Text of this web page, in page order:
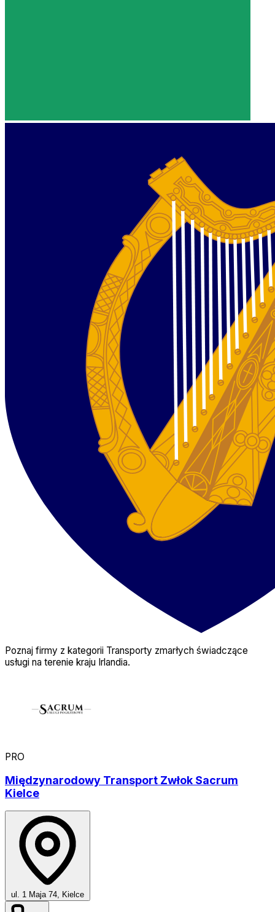
Poznaj firmy z kategorii Transporty zmarłych świadczące
usługi na terenie kraju Irlandia.
PRO
Międzynarodowy Transport Zwłok Sacrum
Kielce
ul. 1 Maja 74, Kielce